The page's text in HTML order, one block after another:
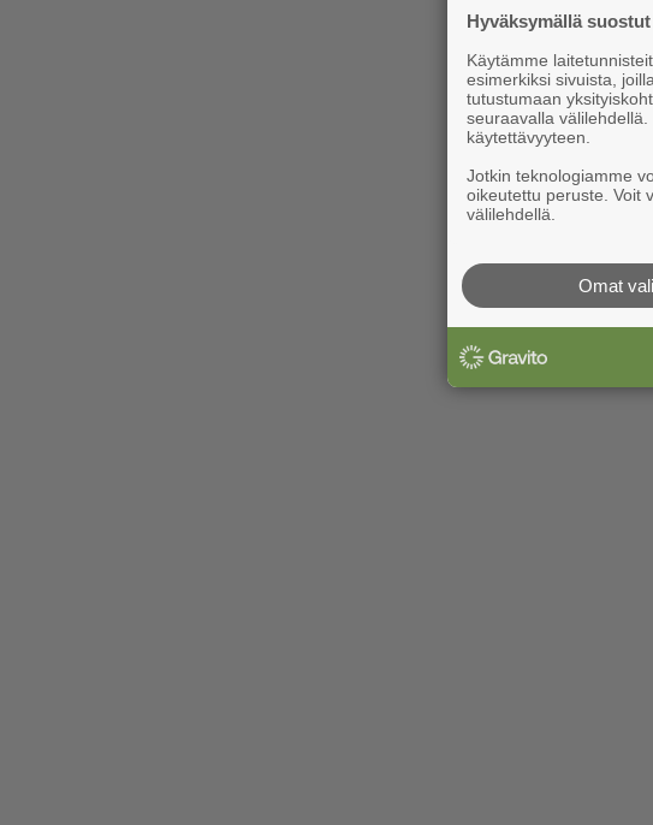
Hyväksymällä
Käytämme
esimerkiksi sivuista,
tutustumaan
seuraavalla
käytettävyyteen.
Jotkin teknologiamme
oikeutettu peruste. Voit
välilehdellä.
Omat